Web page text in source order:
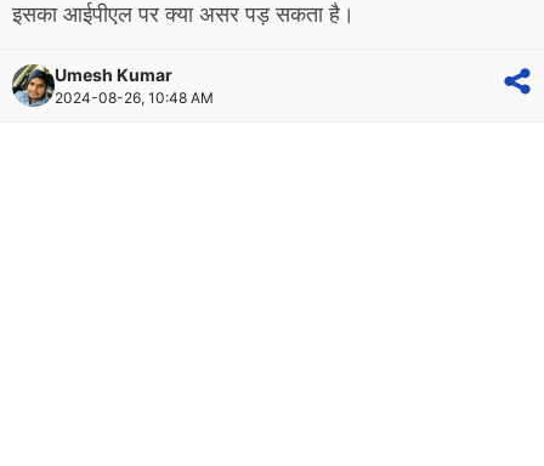
इसका आईपीएल पर क्या असर पड़ सकता है।
Umesh Kumar
2024-08-26, 10:48 AM